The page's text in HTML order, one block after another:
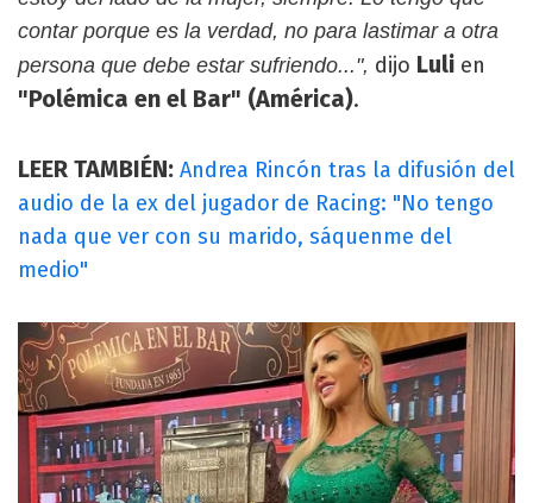
contar porque es la verdad, no para lastimar a otra
persona que debe estar sufriendo...", dijo Luli en
"Polémica en el Bar" (América).
LEER TAMBIÉN: Andrea Rincón tras la difusión del
audio de la ex del jugador de Racing: "No tengo
nada que ver con su marido, sáquenme del
medio"